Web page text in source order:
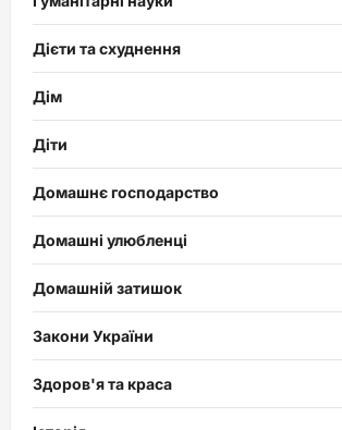
Дієти та схуднення
Дім
Діти
Домашнє господарство
Домашні улюбленці
Домашній затишок
Закони України
Здоров'я та краса